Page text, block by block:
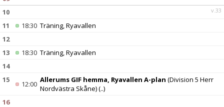
v.33
10
11
18:30 Träning, Ryavallen
12
13
18:30 Träning, Ryavallen
14
15
12:00 Allerums GIF hemma, Ryavallen A-plan (Division 5 Herr
Nordvästra Skåne)(..)
16